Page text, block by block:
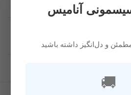
آنامیس
و دل‌انگیز داشته باشید
🚚